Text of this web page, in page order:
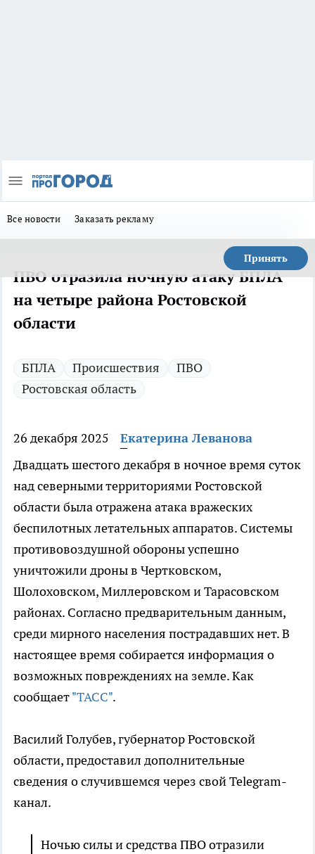
Все новости Заказать рекламу
Принять
ПВО отразила ночную атаку БПЛА
на четыре района Ростовской
области
БПЛА Происшествия
ПВО
Ростовская область
26 декабря 2025
Екатерина Леванова
Двадцать шестого декабря в ночное время суток
над северными территориями Ростовской
области была отражена атака вражеских
беспилотных летательных аппаратов. Системы
противовоздушной обороны успешно
уничтожили дроны в Чертковском,
Шолоховском, Миллеровском и Тарасовском
районах. Согласно предварительным данным,
среди мирного населения пострадавших нет. В
настоящее время собирается информация о
возможных повреждениях на земле. Как
сообщает"ТАСС".
Василий Голубев, губернатор Ростовской
области, предоставил дополнительные
сведения о случившемся через свой Telegram-
канал.
Ночью силы и средства ПВО отразили